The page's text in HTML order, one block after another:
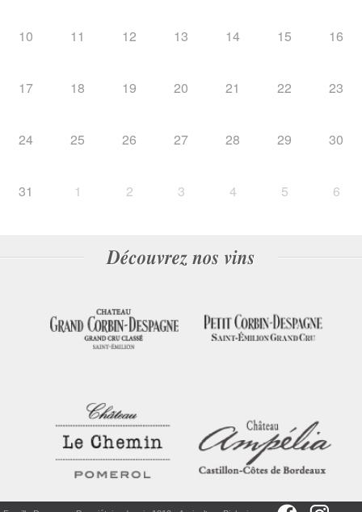
10 11 12 13 14 15 16
17 18 19 20 21 22 23
24 25 26 27 28 29 30
31 1 2 3 4 5 6